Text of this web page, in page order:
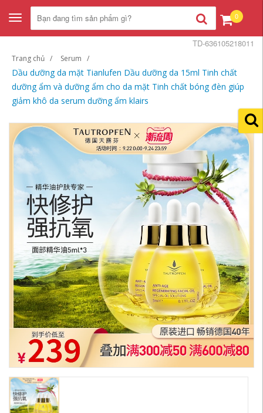
Toggle
navigation
0
Trang chủ Serum
Dầu dưỡng da mặt Tianlufen Dầu dưỡng da 15ml Tinh chất
dưỡng ẩm và dưỡng ẩm cho da mặt Tinh chất bóng đèn giúp
giảm khô da serum dưỡng ẩm klairs
TD-636105218011